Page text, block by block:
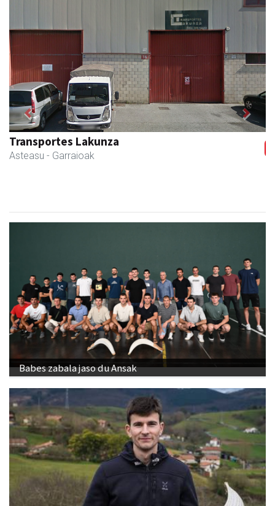
Transportes Lakunza
Asteasu - Garraioak
Previous Next
Babes zabala jaso du Ansak